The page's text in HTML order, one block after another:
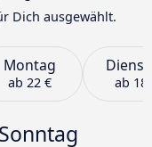
Dich ausgewählt.
Montag
ab 22 € ab 18